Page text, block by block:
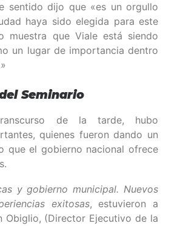
sentido dijo que «es un orgullo
haya sido elegida para este
muestra que Viale está siendo
un lugar de importancia dentro
Seminario
de la tarde, hubo
quienes fueron dando un
que el gobierno nacional ofrece
y gobierno municipal. Nuevos
exitosas, estuvieron a
Obiglio, (Director Ejecutivo de la